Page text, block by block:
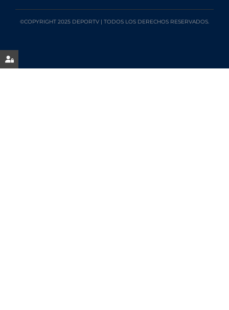
©COPYRIGHT 2025 DEPORTV | TODOS LOS DERECHOS RESERVADOS.